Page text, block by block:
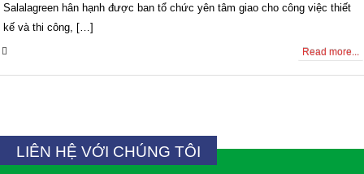
Salalagreen hân hạnh được ban tổ chức yên tâm giao cho công việc thiết
kế và thi công, […]
Read more...
LIÊN HỆ VỚI CHÚNG TÔI